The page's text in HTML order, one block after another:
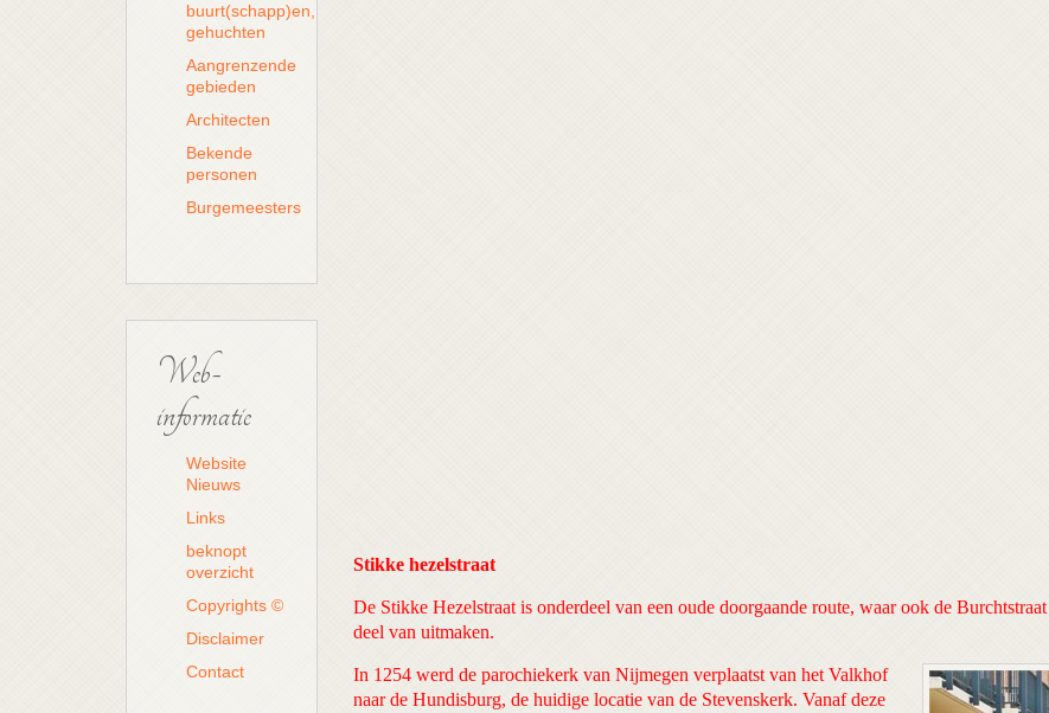
buurt(schapp)en,
gehuchten
Aangrenzende
gebieden
Architecten
Bekende
personen
Burgemeesters
Web-
informatie
Website
Nieuws
Links
beknopt
overzicht
Copyrights ©
Disclaimer
Contact
Stikke hezelstraat
De Stikke Hezelstraat is onderdeel van een oude doorgaande route, waar ook de
deel van uitmaken.
In 1254 werd de parochiekerk van Nijmegen verplaatst van het Valkhof
naar de Hundisburg, de huidige locatie van de Stevenskerk. Vanaf deze